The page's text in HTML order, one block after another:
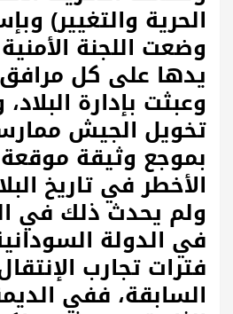
الحرية والتغيير)
وضعت اللجنة
يدها على كل مرافق
وعبثت بإدارة
تخويل الجيش
بموجع وثيقة
الأخطر في تاريخ
ولم يحدث ذلك في
في الدولة
فترات تجارب
السابقة، ففي